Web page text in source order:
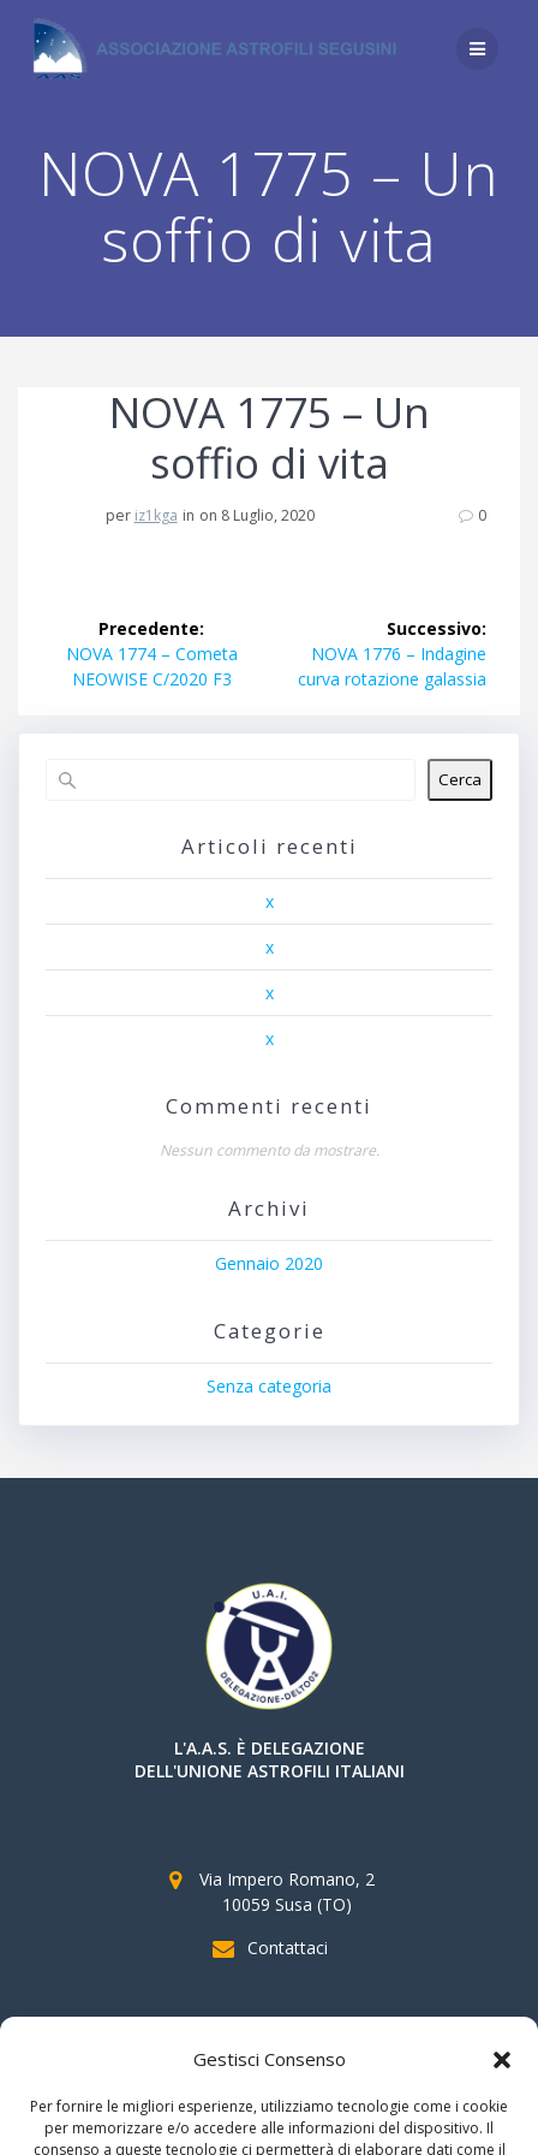
Gestisci Consenso
Per fornire le migliori esperienze, utilizziamo tecnologie come i cookie
per memorizzare e/o accedere alle informazioni del dispositivo. Il
consenso a queste tecnologie ci permetterà di elaborare dati come il
contenuto
NOVA 1775 – Un
soffio di vita
NOVA 1775 – Un
soffio di vita
per iz1kga in on 8 Luglio, 2020 0
Navigazione
articoli
Precedente:
Articolo
precedente:
NOVA 1774 – Cometa
NEOWISE C/2020 F3
Successivo:
Articolo
successivo:
NOVA 1776 – Indagine
curva rotazione galassia
Cerca
Articoli recenti
x
x
x
x
Commenti recenti
Nessun commento da mostrare.
Archivi
Gennaio 2020
Categorie
Senza categoria
L'A.A.S. È DELEGAZIONE
DELL'UNIONE ASTROFILI ITALIANI
Via Impero Romano, 2
10059 Susa (TO)
Contattaci
SOSTIENI AAS
indicando il
C.F. 96020930010
nella dichiarazione dei redditi e
firmando per la destinazione del"cinque per mille".